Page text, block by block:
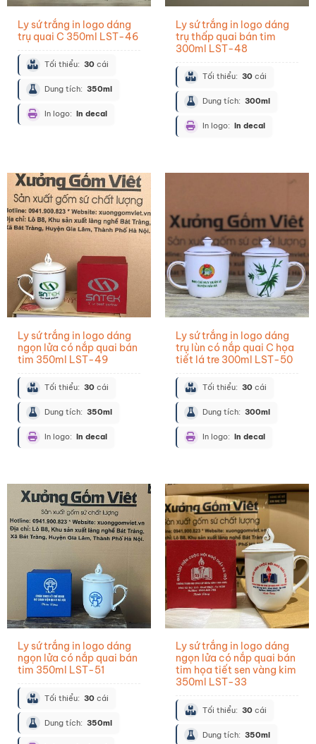
Ly sứ trắng in logo dáng
trụ quai C 350ml LST-46
Tối thiểu: 30cái
Dung tích: 350ml
In logo: In decal
Ly sứ trắng in logo dáng
trụ thấp quai bán tim
300ml LST-48
Tối thiểu: 30cái
Dung tích: 300ml
In logo: In decal
Ly sứ trắng in logo dáng
ngọn lửa có nắp quai bán
tim 350ml LST-49
Tối thiểu: 30cái
Dung tích: 350ml
In logo: In decal
Ly sứ trắng in logo dáng
trụ lùn có nắp quai C họa
tiết lá tre 300ml LST-50
Tối thiểu: 30cái
Dung tích: 300ml
In logo: In decal
Ly sứ trắng in logo dáng
ngọn lửa có nắp quai bán
tim 350ml LST-51
Tối thiểu: 30cái
Dung tích: 350ml
Ly sứ trắng in logo dáng
ngọn lửa có nắp quai bán
tim họa tiết sen vàng kim
350ml LST-33
Tối thiểu: 30cái
Dung tích: 350ml